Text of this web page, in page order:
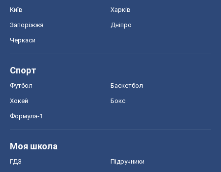
Київ Харків
Запоріжжя Дніпро
Черкаси
Спорт
Футбол Баскетбол
Хокей Бокс
Формула-1
Моя школа
ГДЗ Підручники